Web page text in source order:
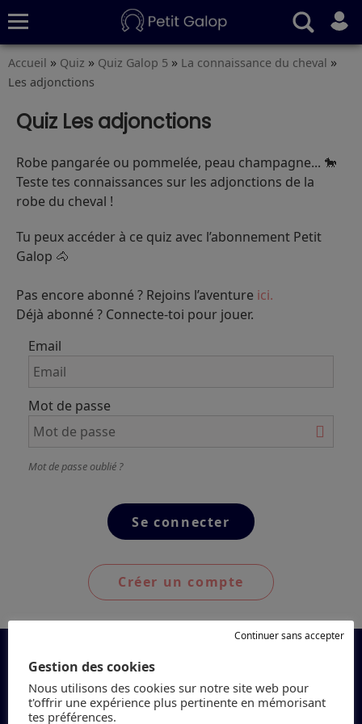
Quiz
Conseils
Fiches
S’abonner
Accueil » Quiz » Quiz Galop 5 » La connaissance du cheval »
Les adjonctions
Quiz Les adjonctions
Robe pangarée ou pommelée, peau champagne... 🐎
Teste tes connaissances sur les adjonctions de la
robe du cheval !
Tu peux accéder à ce quiz avec l’abonnement Petit
Galop 🐴
Pas encore abonné ? Rejoins l’aventure ici.
Déjà abonné ? Connecte-toi pour jouer.
Email
Mot de passe
Mot de passe oublié ?
Créer un compte
Gestion des cookies
Nous utilisons des cookies sur notre site web pour
t'offrir une expérience plus pertinente en mémorisant
tes préférences.
Continuer sans accepter